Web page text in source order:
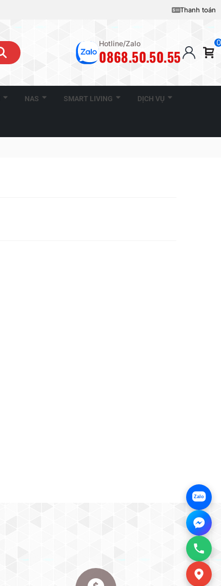
Thanh toán
Hotline/Zalo
0868.50.50.55
0
NAS SMART LIVING DỊCH VỤ
Zalo